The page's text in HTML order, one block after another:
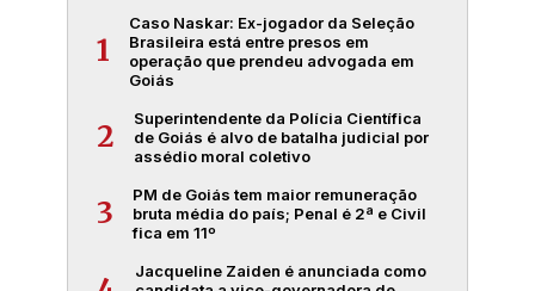
1
Caso Naskar: Ex-jogador da Seleção
Brasileira está entre presos em
operação que prendeu advogada em
Goiás
2
Superintendente da Polícia Científica
de Goiás é alvo de batalha judicial por
assédio moral coletivo
3
PM de Goiás tem maior remuneração
bruta média do país; Penal é 2ª e Civil
fica em 11º
Jacqueline Zaiden é anunciada como